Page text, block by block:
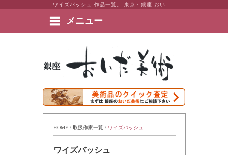
メニュー
絵画など美術品の販売と買取 | 東京・銀座 おいだ美術
HOME / 取扱作家一覧 / ワイズバッシュ
ワイズバッシュ